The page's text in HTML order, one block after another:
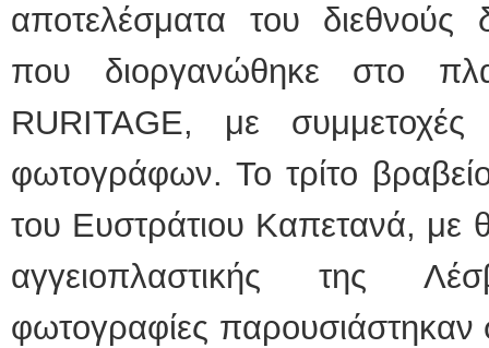
αποτελέσματα του διεθνούς
που διοργανώθηκε στο
RURITAGE, με
φωτογράφων. Το τρίτο
του Ευστράτιου Καπετανά, με
αγγειοπλαστικής της
φωτογραφίες παρουσιάστηκαν